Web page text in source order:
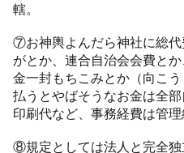
轄。
⑦お神輿よんだら神社に総
がとか、連合自治会会費と
金一封もちこみとか（向こ
払うとやばそうなお金は全
印刷代など、事務経費は管理
⑧規定としては法人と完全